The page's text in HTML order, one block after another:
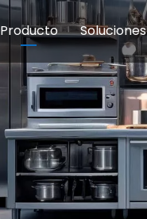
Producto
Equipos de cocina
Soluciones
Escuelas
Hoteles